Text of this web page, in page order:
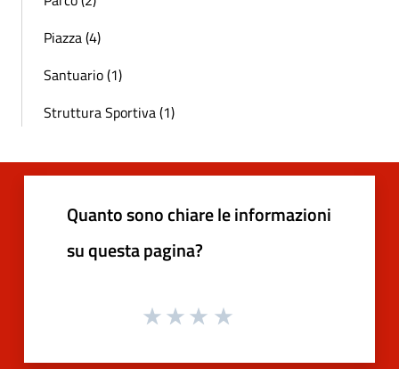
Piazza (4)
Santuario (1)
Struttura Sportiva (1)
Quanto sono chiare le informazioni
su questa pagina?